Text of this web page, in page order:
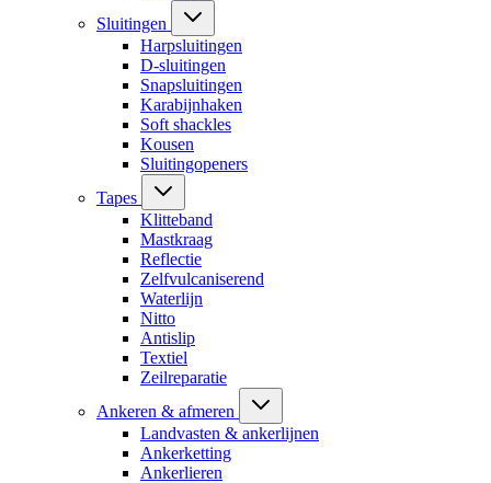
Sluitingen
Harpsluitingen
D-sluitingen
Snapsluitingen
Karabijnhaken
Soft shackles
Kousen
Sluitingopeners
Tapes
Klitteband
Mastkraag
Reflectie
Zelfvulcaniserend
Waterlijn
Nitto
Antislip
Textiel
Zeilreparatie
Ankeren & afmeren
Landvasten & ankerlijnen
Ankerketting
Ankerlieren